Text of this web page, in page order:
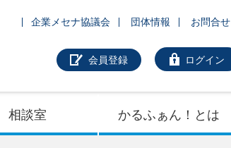
企業メセナ協議会 団体情報 お問合せ
会員登録 ログイン
相談室 かるふぁん！とは